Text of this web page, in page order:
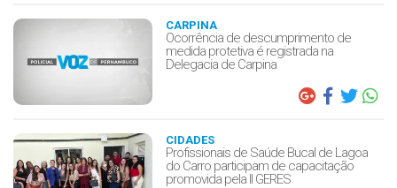
CARPINA
Ocorrência de descumprimento de
medida protetiva é registrada na
Delegacia de Carpina
CIDADES
Profissionais de Saúde Bucal de Lagoa
do Carro participam de capacitação
promovida pela II GERES